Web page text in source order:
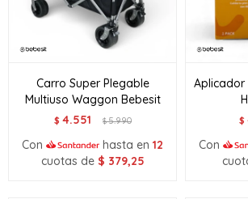
Carro Super Plegable
Multiuso Waggon Bebesit
$ 4.551 $5.990
Con hasta en 12
cuotas de $ 379,25
Aplicador
$
Con